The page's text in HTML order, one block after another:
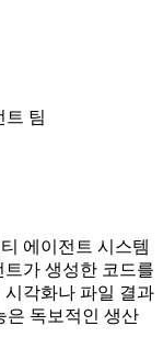
트 팀
에이전트 시스템
가 생성한 코드를
각화나 파일 결과
은 독보적인 생산